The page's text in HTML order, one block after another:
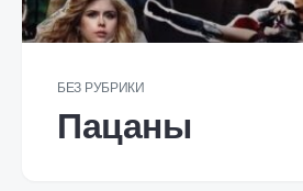
БЕЗ РУБРИКИ
Пацаны